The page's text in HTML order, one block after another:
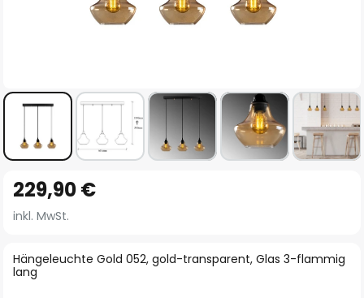
Anfang
der
springen
Hängeleuchte Gold 052, gold-transparent, Glas 3-flammig
lang
229,90 €
inkl. MwSt.